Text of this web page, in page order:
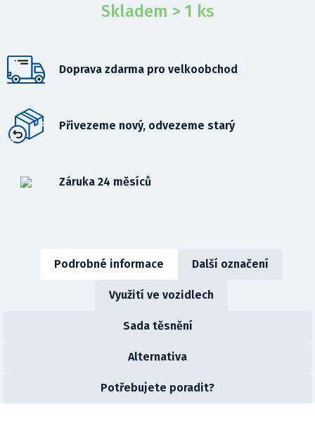
Skladem > 1 ks
Doprava zdarma pro velkoobchod
Přivezeme nový, odvezeme starý
Záruka 24 měsíců
Podrobné informace Další označení
Využití ve vozidlech
Sada těsnění
Alternativa
Potřebujete poradit?